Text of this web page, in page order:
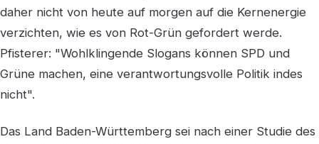
daher nicht von heute auf morgen auf die Kernenergie
verzichten, wie es von Rot-Grün gefordert werde.
Pfisterer: "Wohlklingende Slogans können SPD und
Grüne machen, eine verantwortungsvolle Politik indes
nicht".
Das Land Baden-Württemberg sei nach einer Studie des